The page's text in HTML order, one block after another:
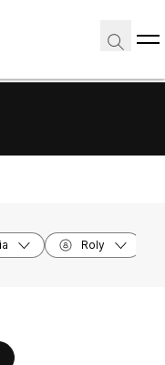
Roly